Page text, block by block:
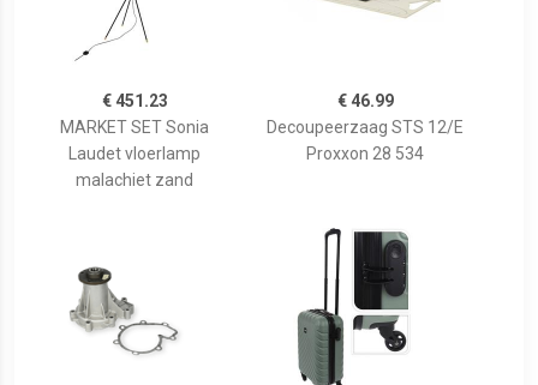
€ 451.23
MARKET SET Sonia
Laudet vloerlamp
malachiet zand
€ 46.99
Decoupeerzaag STS 12/E
Proxxon 28 534